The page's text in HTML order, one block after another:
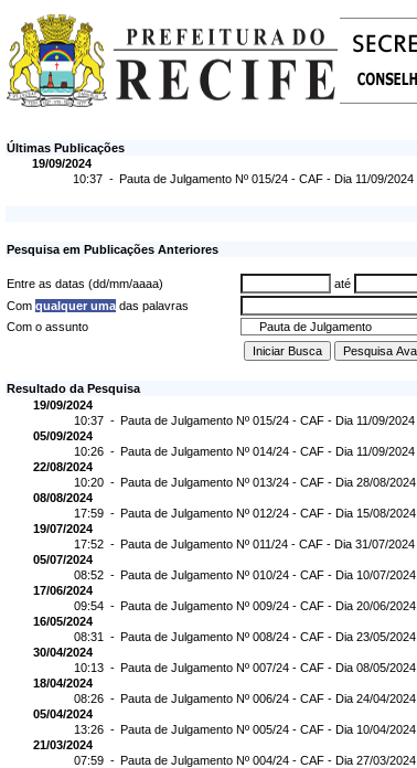
Últimas Publicações
19/09/2024
10:37 - Pauta de Julgamento Nº 015/24 - CAF - Dia 11/09/2024
Pesquisa em Publicações Anteriores
Entre as datas (dd/mm/aaaa)
até
Com qualquer uma das palavras
Com o assunto
Resultado da Pesquisa
19/09/2024
10:37 - Pauta de Julgamento Nº 015/24 - CAF - Dia 11/09/2024
05/09/2024
10:26 - Pauta de Julgamento Nº 014/24 - CAF - Dia 11/09/2024
22/08/2024
10:20 - Pauta de Julgamento Nº 013/24 - CAF - Dia 28/08/2024
08/08/2024
17:59 - Pauta de Julgamento Nº 012/24 - CAF - Dia 15/08/2024
19/07/2024
17:52 - Pauta de Julgamento Nº 011/24 - CAF - Dia 31/07/2024
05/07/2024
08:52 - Pauta de Julgamento Nº 010/24 - CAF - Dia 10/07/2024
17/06/2024
09:54 - Pauta de Julgamento Nº 009/24 - CAF - Dia 20/06/2024
16/05/2024
08:31 - Pauta de Julgamento Nº 008/24 - CAF - Dia 23/05/2024
30/04/2024
10:13 - Pauta de Julgamento Nº 007/24 - CAF - Dia 08/05/2024
18/04/2024
08:26 - Pauta de Julgamento Nº 006/24 - CAF - Dia 24/04/2024
05/04/2024
13:26 - Pauta de Julgamento Nº 005/24 - CAF - Dia 10/04/2024
21/03/2024
07:59 - Pauta de Julgamento Nº 004/24 - CAF - Dia 27/03/2024